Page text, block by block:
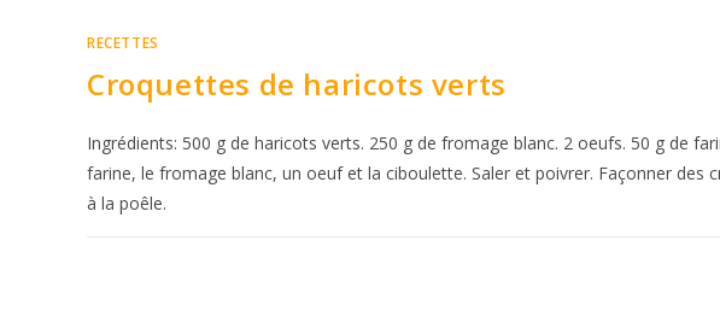
RECETTES
Croquettes de haricots verts
Ingrédients: 500 g de haricots verts. 250 g de fromage blanc. 2 oeufs. 50 g de
farine, le fromage blanc, un oeuf et la ciboulette. Saler et poivrer. Façonner
à la poêle.